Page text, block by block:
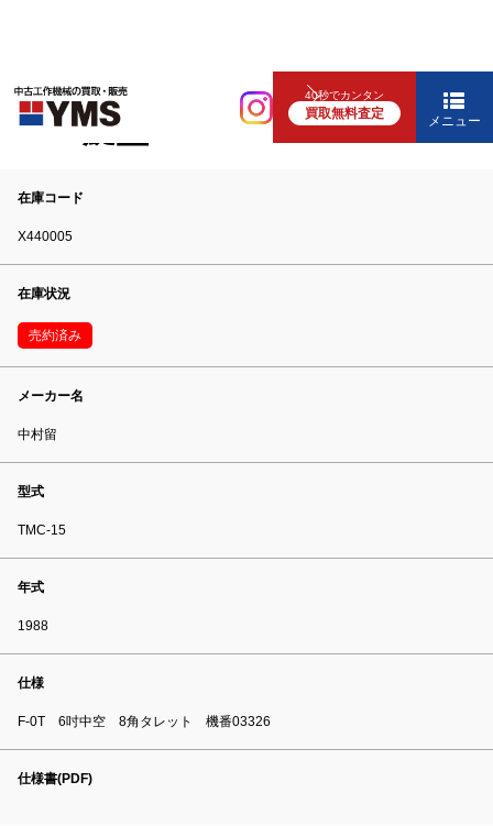
40秒でカンタン
買取無料査定 メニュー
NC旋盤
6″NC旋盤
在庫コード
X440005
在庫状況
売約済み
メーカー名
中村留
型式
TMC-15
年式
1988
仕様
F-0T 6吋中空 8角タレット 機番03326
仕様書(PDF)